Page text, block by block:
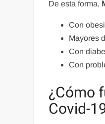
De esta forma,
Con
Mayores
Con
Con
¿Cómo
Covid-